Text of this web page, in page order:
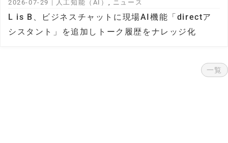
L is B、ビジネスチャットに現場AI機能「directア
シスタント」を追加しトーク履歴をナレッジ化
2026-07-29 | 人工知能（AI） ニュース
一覧